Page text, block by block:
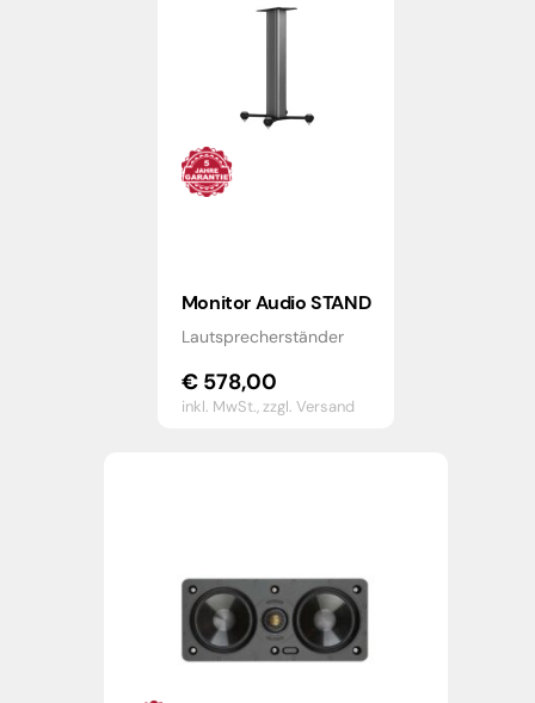
Monitor Audio STAND
Lautsprecherständer
€578,00
inkl. MwSt.,zzgl. Versand